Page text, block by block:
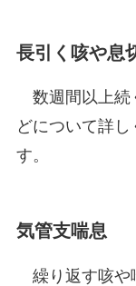
長引く咳や息
数週間以上続
どについて詳
す。
気管支喘息
繰り返す咳や